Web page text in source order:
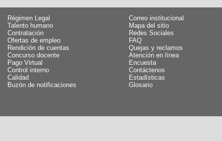
Régimen Legal
Talento humano
Contratación
Ofertas de empleo
Rendición de cuentas
Concurso docente
Pago Virtual
Control interno
Calidad
Buzón de notificaciones
Correo institucional
Mapa del sitio
Redes Sociales
FAQ
Quejas y reclamos
Atención en línea
Encuesta
Contáctenos
Estadísticas
Glosario